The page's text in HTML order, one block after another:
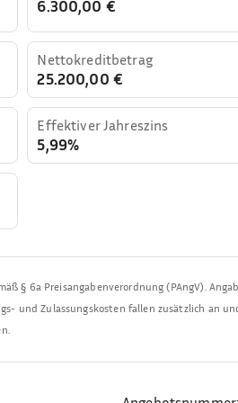
6.300,00 €
Nettokreditbetrag
25.200,00 €
Effektiver Jahreszins
5,99%
§ 6a Preisangabenverordnung (PAngV).
und Zulassungskosten fallen zusätzlich an